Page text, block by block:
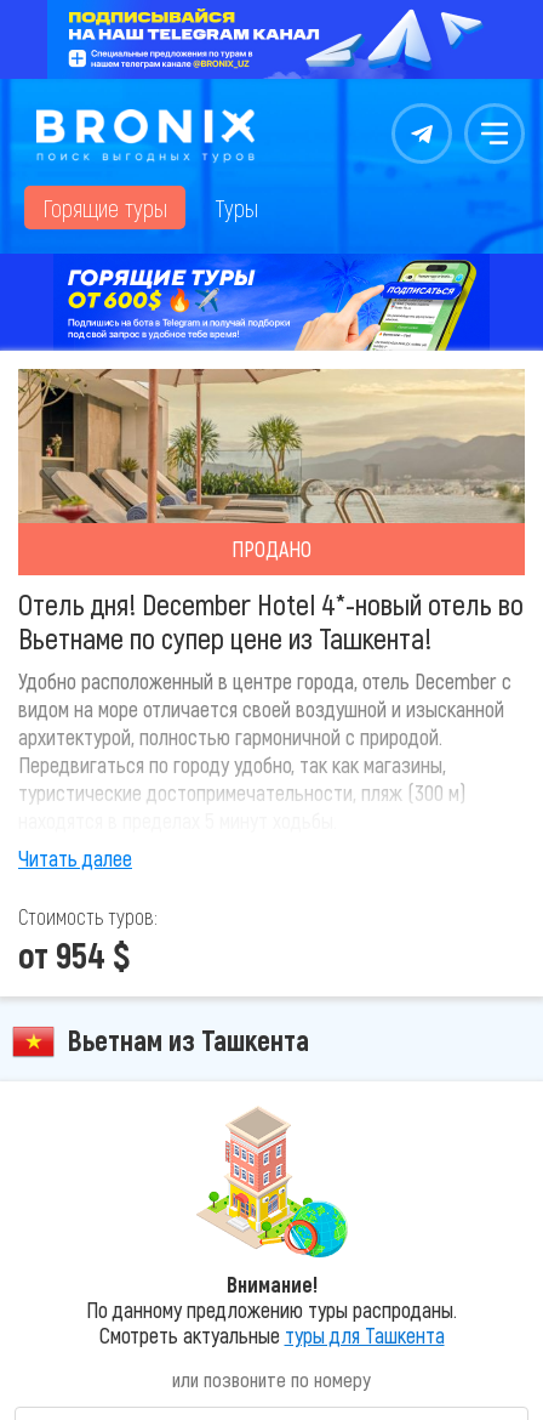
Контакты Меню
Горящие туры Туры
ПРОДАНО
Отель дня! December Hotel 4*-новый отель во
Вьетнаме по супер цене из Ташкента!
Удобно расположенный в центре города, отель December с
видом на море отличается своей воздушной и изысканной
архитектурой, полностью гармоничной с природой.
Передвигаться по городу удобно, так как магазины,
туристические достопримечательности, пляж (300 м)
Читать далее
Стоимость туров:
от 954 $
Вьетнам из Ташкента
Внимание!
По данному предложению туры распроданы.
Смотреть актуальные туры для Ташкента
или позвоните по номеру